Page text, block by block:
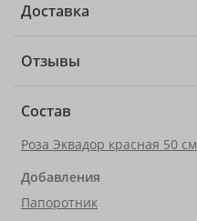
Доставка
Отзывы
Состав
Роза Эквадор красная 50 см
Добавления
Папоротник